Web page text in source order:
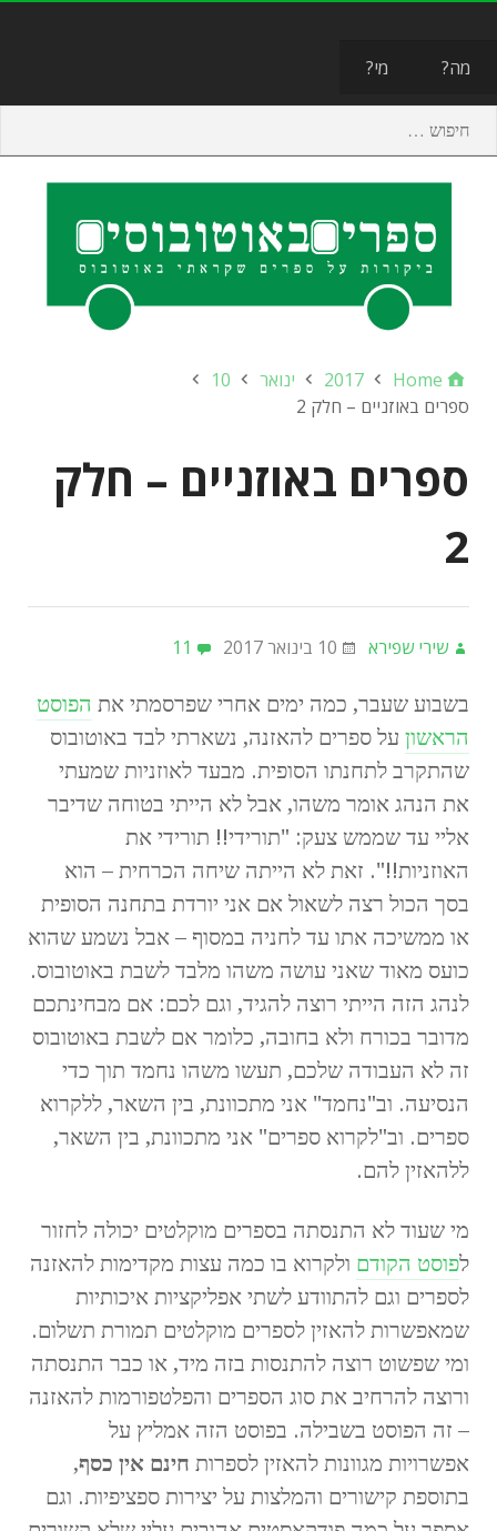
מה? מי?
Home
2017 ינואר
10
ספרים באוזניים – חלק 2
ספרים באוזניים – חלק
2
שירי שפירא 10 בינואר 2017 11
בשבוע שעבר, כמה ימים אחרי שפרסמתי את הפוסט
הראשון על ספרים להאזנה, נשארתי לבד באוטובוס
שהתקרב לתחנתו הסופית. מבעד לאוזניות שמעתי
את הנהג אומר משהו, אבל לא הייתי בטוחה שדיבר
אליי עד שממש צעק: "תורידי!! תורידי את
האוזניות!!". זאת לא הייתה שיחה הכרחית – הוא
בסך הכול רצה לשאול אם אני יורדת בתחנה הסופית
או ממשיכה אתו עד לחניה במסוף – אבל נשמע שהוא
כועס מאוד שאני עושה משהו מלבד לשבת באוטובוס.
לנהג הזה הייתי רוצה להגיד, וגם לכם: אם מבחינתכם
מדובר בכורח ולא בחובה, כלומר אם לשבת באוטובוס
זה לא העבודה שלכם, תעשו משהו נחמד תוך כדי
הנסיעה. וב"נחמד" אני מתכוונת, בין השאר, ללקרוא
ספרים. וב"לקרוא ספרים" אני מתכוונת, בין השאר,
ללהאזין להם.
מי שעוד לא התנסתה בספרים מוקלטים יכולה לחזור
לפוסט הקודם ולקרוא בו כמה עצות מקדימות להאזנה
לספרים וגם להתוודע לשתי אפליקציות איכותיות
שמאפשרות להאזין לספרים מוקלטים תמורת תשלום.
ומי שפשוט רוצה להתנסות בזה מיד, או כבר התנסתה
ורוצה להרחיב את סוג הספרים והפלטפורמות להאזנה
– זה הפוסט בשבילה. בפוסט הזה אמליץ על
אפשרויות מגוונות להאזין לספרות חינם אין כסף,
בתוספת קישורים והמלצות על יצירות ספציפיות. וגם